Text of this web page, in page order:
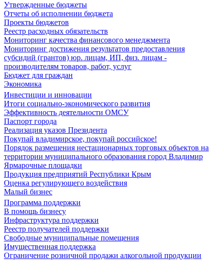
Утвержденные бюджеты
Отчеты об исполнении бюджета
Проекты бюджетов
Реестр расходных обязательств
Мониторинг качества финансового менеджмента
Мониторинг достижения результатов предоставления
субсидий (грантов) юр. лицам, ИП, физ. лицам -
производителям товаров, работ, услуг
Бюджет для граждан
Экономика
Инвестиции и инновации
Итоги социально-экономического развития
Эффективность деятельности ОМСУ
Паспорт города
Реализация указов Президента
Покупай владимирское, покупай российское!
Порядок размещения нестационарных торговых объектов на
территории муниципального образования город Владимир
Ярмарочные площадки
Продукция предприятий Республики Крым
Оценка регулирующего воздействия
Малый бизнес
Программа поддержки
В помощь бизнесу
Инфраструктура поддержки
Реестр получателей поддержки
Свободные муниципальные помещения
Имущественная поддержка
Ограничение розничной продажи алкогольной продукции